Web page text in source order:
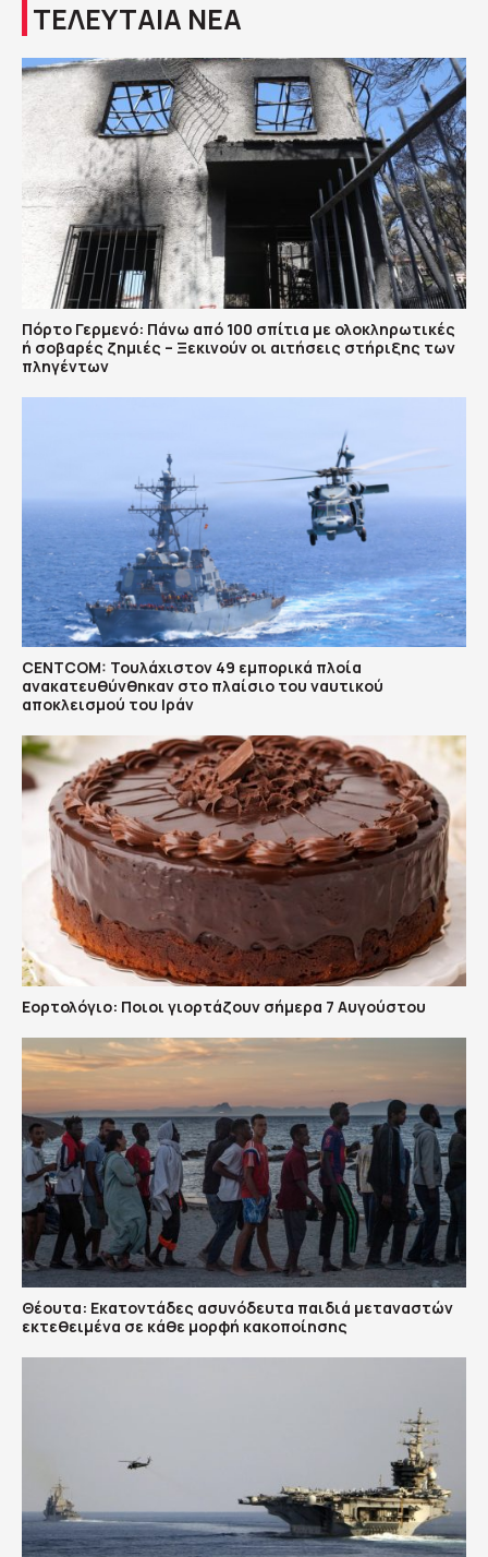
ΤΕΛΕΥΤΑΙΑ ΝΕΑ
Πόρτο Γερμενό: Πάνω από 100 σπίτια με ολοκληρωτικές
ή σοβαρές ζημιές – Ξεκινούν οι αιτήσεις στήριξης των
πληγέντων
CENTCOM: Τουλάχιστον 49 εμπορικά πλοία
ανακατευθύνθηκαν στο πλαίσιο του ναυτικού
αποκλεισμού του Ιράν
Εορτολόγιο: Ποιοι γιορτάζουν σήμερα 7 Αυγούστου
Θέουτα: Εκατοντάδες ασυνόδευτα παιδιά μεταναστών
εκτεθειμένα σε κάθε μορφή κακοποίησης